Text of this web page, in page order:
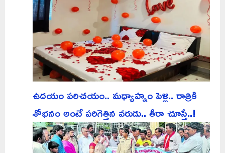
ఉదయం పరిచయం.. మధ్యాహ్నం పెళ్లి.. రాత్రికి
శోభనం అంటే పరిగెత్తిన వరుడు.. తీరా చూస్తే..!